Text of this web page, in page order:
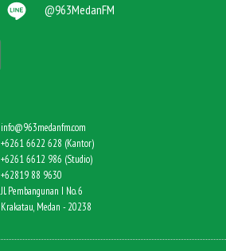
@963MedanFM
info@963medanfm.com
+6261 6622 628 (Kantor)
+6261 6612 986 (Studio)
+62819 88 9630
Jl. Pembangunan I No. 6
Krakatau, Medan - 20238